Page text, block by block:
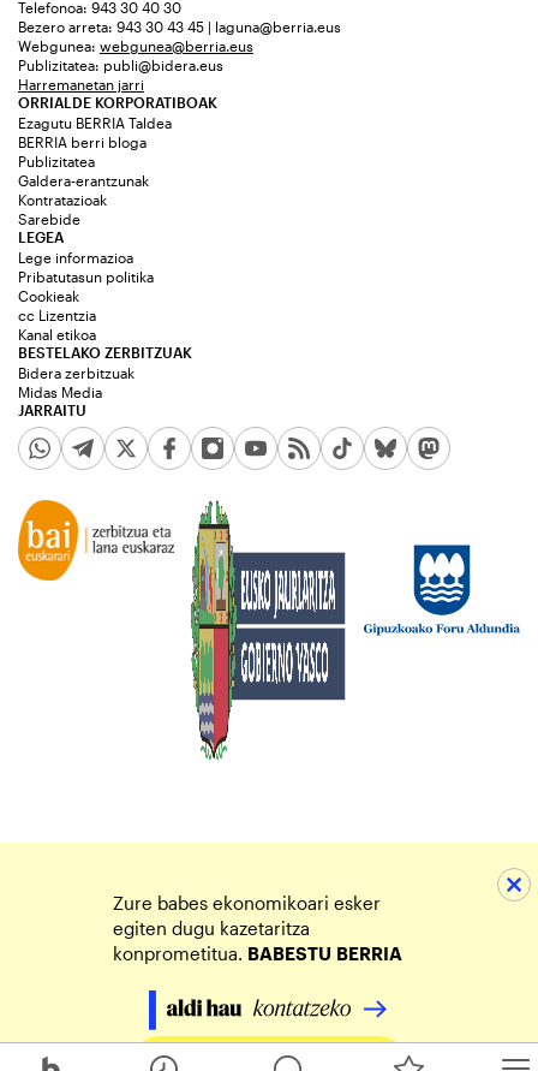
Telefonoa: 943 30 40 30
Bezero arreta: 943 30 43 45 | laguna@berria.eus
Webgunea: webgunea@berria.eus
Publizitatea: publi@bidera.eus
Harremanetan jarri
ORRIALDE KORPORATIBOAK
Ezagutu BERRIA Taldea
BERRIA berri bloga
Publizitatea
Galdera-erantzunak
Kontratazioak
Sarebide
JARRAITU
LEGEA
Lege informazioa
Pribatutasun politika
Cookieak
cc Lizentzia
Kanal etikoa
BESTELAKO ZERBITZUAK
Bidera zerbitzuak
Midas Media
Zure babes ekonomikoari esker
egiten dugu kazetaritza
konprometitua. BABESTU BERRIA
Egin zure ekarpena